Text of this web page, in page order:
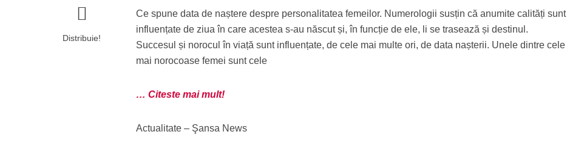
Distribuie!
Ce spune data de naștere despre personalitatea femeilor. Numerologii susțin că anumite calități sunt
influențate de ziua în care acestea s-au născut și, în funcție de ele, li se trasează și destinul.
Succesul și norocul în viață sunt influențate, de cele mai multe ori, de data nașterii. Unele dintre cele
mai norocoase femei sunt cele
… Citeste mai mult!
Actualitate – Şansa News